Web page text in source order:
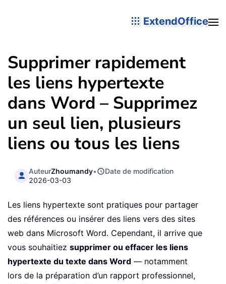
ExtendOffice
Supprimer rapidement
les liens hypertexte
dans Word – Supprimez
un seul lien, plusieurs
liens ou tous les liens
AuteurZhoumandy•
Date de modification
2026-03-03
Les liens hypertexte sont pratiques pour partager
des références ou insérer des liens vers des sites
web dans Microsoft Word. Cependant, il arrive que
vous souhaitiez supprimer ou effacer les liens
hypertexte du texte dans Word — notamment
lors de la préparation d’un rapport professionnel,